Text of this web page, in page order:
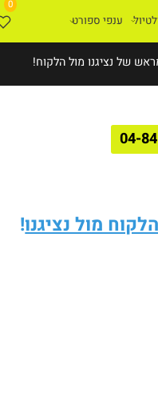
של נציגנו מול הלקוח!
04-
0
ענפי ספורט
מול נציגנו!